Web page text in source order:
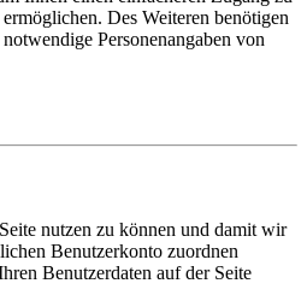
Des Weiteren benötigen
Personenangaben von
nutzen zu können und damit wir
Benutzerkonto zuordnen
Benutzerdaten auf der Seite